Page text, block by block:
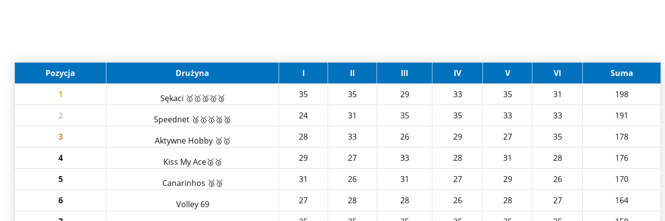
Pozycja Drużyna I II III IV V VI
Suma
1
Sękaci 🥇🥇🥈🥇🥉 35 35 29 33 35 31
198
2
Speednet 🥉🥇🥇🥈🥈 24 31 35 35 33 33
191
3
Aktywne Hobby 🥈🥇 28 33 26 29 27 35
178
4
Kiss My Ace🥈🥉 29 27 33 28 31 28
176
5
Canarinhos 🥉🥉 31 26 31 27 29 26
170
6
Volley 69 27 28 28 26 28 27
164